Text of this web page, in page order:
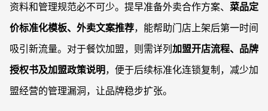
资料和管理规范必不可少。提早准备外卖合作方案、 菜品定
价标准化模板、外卖文案推荐，能帮助门店上架后第一时间
吸引新流量。对于餐饮加盟，则需详列 加盟开店流程、品牌
授权书及加盟政策说明 ，便于后续标准化连锁复制，减少加
盟经营的管理漏洞，让品牌稳步扩张。